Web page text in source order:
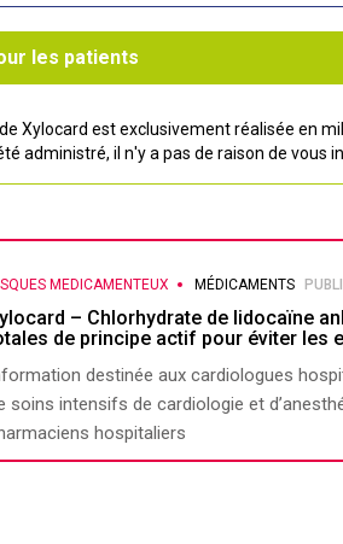
les patients
Xylocard est exclusivement réalisée en
administré, il n'y a pas de raison de vous
MEDICAMENTEUX MÉDICAMENTS
– Chlorhydrate de lidocaïne
de principe actif pour éviter les
destinée aux cardiologues
soins intensifs de cardiologie et
hospitaliers